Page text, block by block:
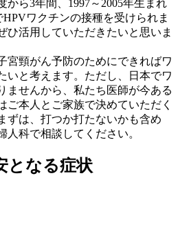
から3年間、1997～2005年生まれ
ワクチンの接種を受けられま
ひ活用していただきたいと思いま
頸がん予防のためにできればワ
いと考えます。ただし、日本でワ
ませんから、私たち医師が今ある
ご本人とご家族で決めていただく
ずは、打つか打たないかも含め
科で相談してください。
となる症状